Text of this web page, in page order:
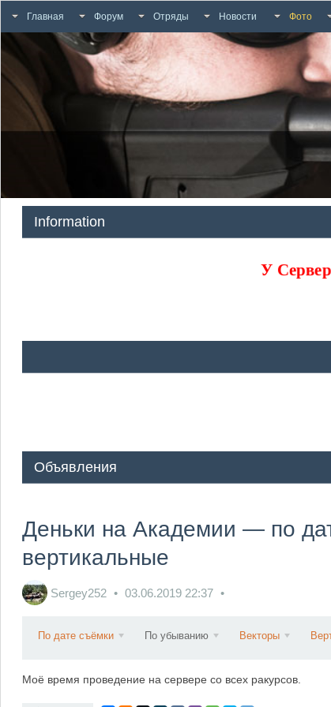
Главная Форум Отряды Новости Фото
Information
У
Объявления
Деньки на Академии — по
вертикальные
Sergey252 03.06.2019 22:37
По дате съёмки По убыванию Векторы
Моё время проведение на сервере со всех ракурсов.